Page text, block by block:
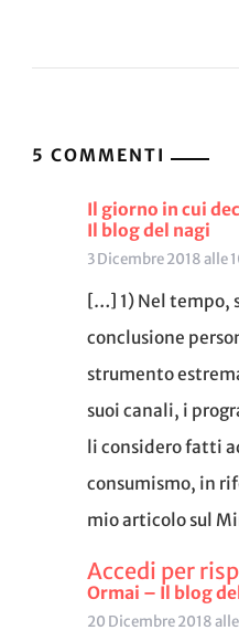
5 COMMENTI
Il giorno in cui
Il blog del nagi
3 Dicembre 2018 alle
[…] 1) Nel tempo,
conclusione
strumento
suoi canali, i
li considero fatti
consumismo, in
mio articolo sul
Accedi per
Ormai – Il blog
20 Dicembre 2018 alle